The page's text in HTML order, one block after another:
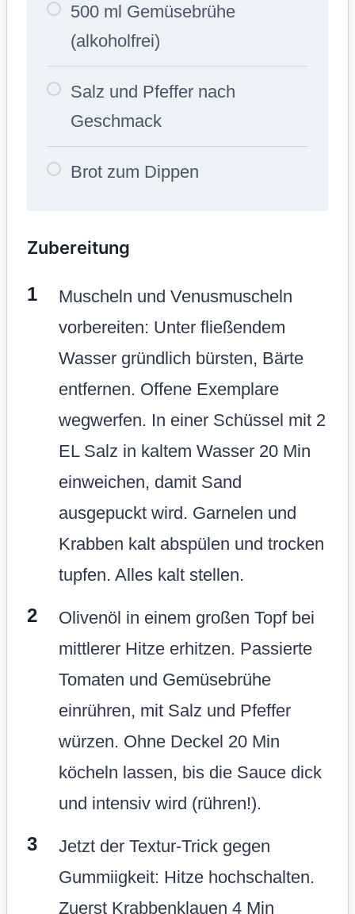
500 ml Gemüsebrühe
(alkoholfrei)
Salz und Pfeffer nach
Geschmack
Brot zum Dippen
Zubereitung
Muscheln und Venusmuscheln
vorbereiten: Unter fließendem
Wasser gründlich bürsten, Bärte
entfernen. Offene Exemplare
wegwerfen. In einer Schüssel mit 2
EL Salz in kaltem Wasser 20 Min
einweichen, damit Sand
ausgepuckt wird. Garnelen und
Krabben kalt abspülen und trocken
tupfen. Alles kalt stellen.
Olivenöl in einem großen Topf bei
mittlerer Hitze erhitzen. Passierte
Tomaten und Gemüsebrühe
einrühren, mit Salz und Pfeffer
würzen. Ohne Deckel 20 Min
köcheln lassen, bis die Sauce dick
und intensiv wird (rühren!).
Jetzt der Textur-Trick gegen
Gummiigkeit: Hitze hochschalten.
Zuerst Krabbenklauen 4 Min